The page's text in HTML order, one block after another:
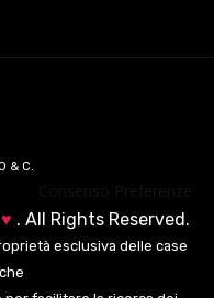
& C.
♥ . All Rights Reserved.
esclusiva delle case